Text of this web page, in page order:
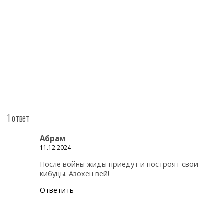
1 ответ
Абрам
11.12.2024
После войны жиды приедут и построят свои
кибуцы. Азохен вей!
Ответить